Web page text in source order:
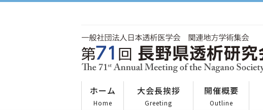
ホーム
Home
大会長挨拶
Greeting
開催概要
Outline